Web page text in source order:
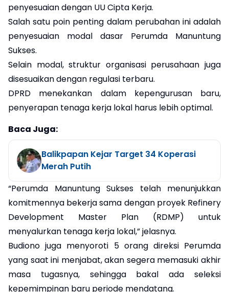
penyesuaian dengan UU Cipta Kerja.
Salah satu poin penting dalam perubahan ini adalah
penyesuaian modal dasar Perumda Manuntung
Sukses.
Selain modal, struktur organisasi perusahaan juga
disesuaikan dengan regulasi terbaru.
DPRD menekankan dalam kepengurusan baru,
penyerapan tenaga kerja lokal harus lebih optimal.
Baca Juga:
Balikpapan Kejar Target 34 Koperasi
Merah Putih
“Perumda Manuntung Sukses telah menunjukkan
komitmennya bekerja sama dengan proyek Refinery
Development Master Plan (RDMP) untuk
menyalurkan tenaga kerja lokal,” jelasnya.
Budiono juga menyoroti 5 orang direksi Perumda
yang saat ini menjabat, akan segera memasuki akhir
masa tugasnya, sehingga bakal ada seleksi
kepemimpinan baru periode mendatang.